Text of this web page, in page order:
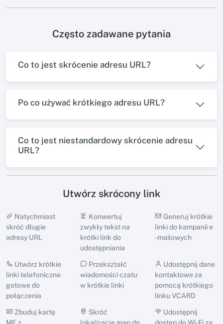
Często zadawane pytania
Co to jest skrócenie adresu URL?
Po co używać krótkiego adresu URL?
Co to jest niestandardowy skrócenie adresu
URL?
Utwórz skrócony link
Natychmiast
skróć długie
adresy URL
Konwertuj
zwykły tekst na
krótki link do
udostępniania
Generuj krótkie
linki do kampanii e
-mailowych
Utwórz krótkie
linki telefoniczne
gotowe do
połączenia
Przekształć
wiadomości czatu
w krótkie linki
Udostępnij dane
kontaktowe za
pomocą krótkiego
linku VCARD
Zbuduj kartę
Skróć
Udostępnij